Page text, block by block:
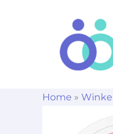
Home »